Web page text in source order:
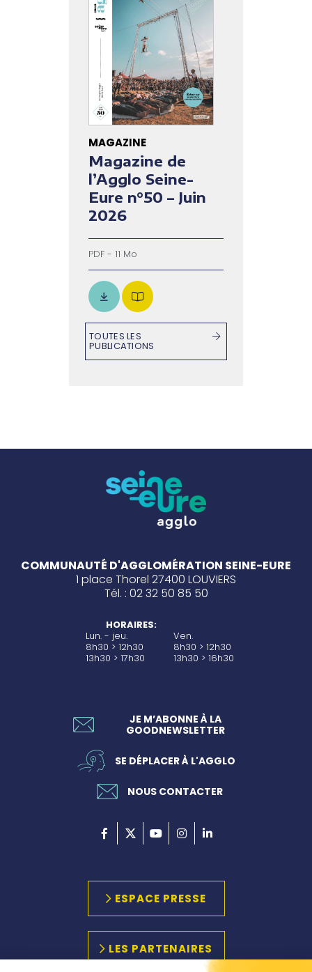
MAGAZINE
Magazine de
l’Agglo Seine-
Eure n°50 – Juin
2026
PDF - 11 Mo
TOUTES LES
PUBLICATIONS
COMMUNAUTÉ D'AGGLOMÉRATION SEINE-EURE
1 place Thorel 27400 LOUVIERS
Tél. : 02 32 50 85 50
HORAIRES:
Lun. - jeu.
8h30 > 12h30
13h30 > 17h30
Ven.
8h30 > 12h30
13h30 > 16h30
JE M’ABONNE À LA
GOODNEWSLETTER
SE DÉPLACER À L'AGGLO
NOUS CONTACTER
ESPACE PRESSE
LES PARTENAIRES